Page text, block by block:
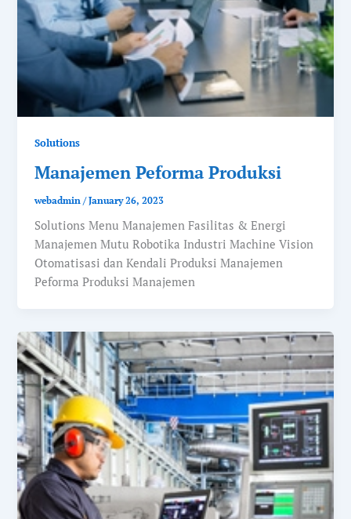
Solutions
Manajemen Peforma Produksi
webadmin/January 26, 2023
Solutions Menu Manajemen Fasilitas & Energi
Manajemen Mutu Robotika Industri Machine Vision
Otomatisasi dan Kendali Produksi Manajemen
Peforma Produksi Manajemen